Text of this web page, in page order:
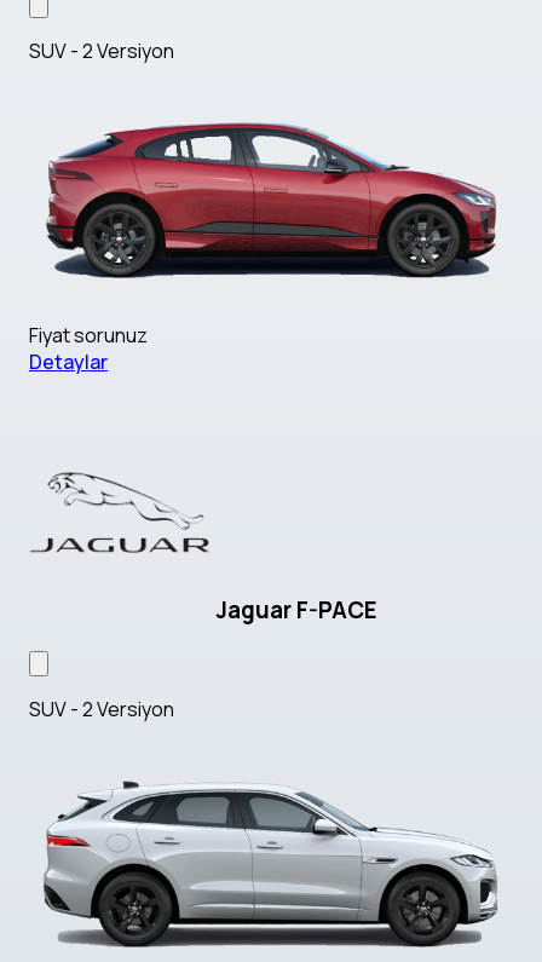
SUV - 2 Versiyon
Fiyat sorunuz
Detaylar
Jaguar F-PACE
SUV - 2 Versiyon